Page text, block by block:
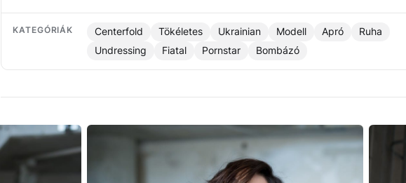
KATEGÓRIÁK Centerfold Tökéletes Ukrainian Modell Apró
Ruha
Undressing
Fiatal Pornstar Bombázó